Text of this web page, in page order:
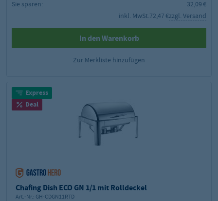
Sie sparen:
32,09 €
inkl. MwSt.72,47 €zzgl. Versand
In den Warenkorb
Zur Merkliste hinzufügen
Express
Deal
Chafing Dish ECO GN 1/1 mit Rolldeckel
Art.-Nr.: GH-CDGN11RTD